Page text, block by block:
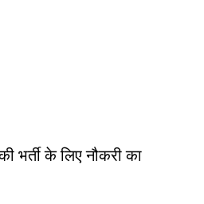
भर्ती के लिए नौकरी का